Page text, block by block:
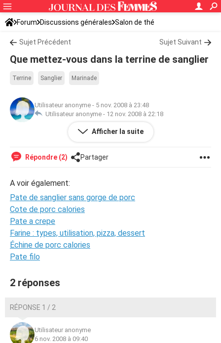
Forum Discussions générales Salon de thé
Sujet Précédent Sujet Suivant
Que mettez-vous dans la terrine de sanglier
Terrine Sanglier Marinade
Utilisateur anonyme - 5 nov. 2008 à 23:48
Utilisateur anonyme - 12 nov. 2008 à 22:18
DUne fois la viande hachée qu'ajoutez-vous alors ?
Afficher la suite
Répondre (2) Partager
A voir également:
Pate de sanglier sans gorge de porc
Cote de porc calories
Pate a crepe
Farine : types, utilisation, pizza, dessert
Échine de porc calories
Pate filo
2 réponses
RÉPONSE 1 / 2
Utilisateur anonyme
6 nov. 2008 à 09:40